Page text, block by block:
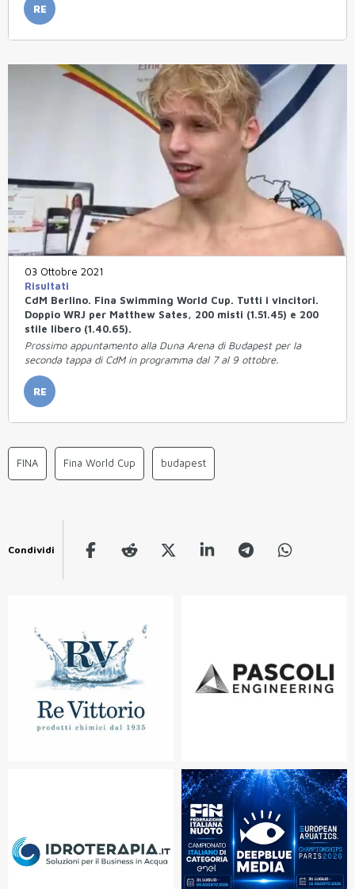
RE
03 Ottobre 2021
Risultati
CdM Berlino. Fina Swimming World Cup. Tutti i vincitori.
Doppio WRJ per Matthew Sates, 200 misti (1.51.45) e 200
stile libero (1.40.65).
Prossimo appuntamento alla Duna Arena di Budapest per la
seconda tappa di CdM in programma dal 7 al 9 ottobre.
RE
FINA Fina World Cup budapest
Condividi